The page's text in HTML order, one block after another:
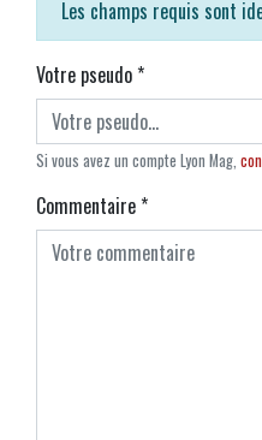
Les champs requis sont
Votre pseudo*
Si vous avez un compte Lyon Mag,
Commentaire*